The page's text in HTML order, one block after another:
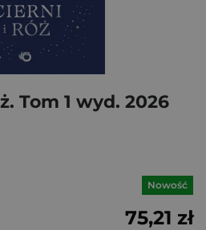
Tom 1 wyd. 2026
Nowość
75,21 zł